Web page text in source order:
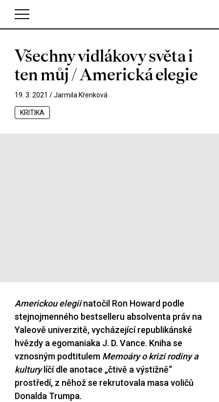
V košíku zatím nemáte žádné položky.
Všechny vidlákovy světa i
ten můj / Americká elegie
19. 3. 2021 /Jarmila Křenková
KRITIKA
Americkou elegiinatočil Ron Howard podle
stejnojmenného bestselleru absolventa práv na
Yaleově univerzitě, vycházející republikánské
hvězdy a egomaniaka J. D. Vance. Kniha se
vznosným podtitulem Memoáry o krizi rodiny a
kulturylíčí dle anotace „čtivě a výstižně“
prostředí, z něhož se rekrutovala masa voličů
Donalda Trumpa.